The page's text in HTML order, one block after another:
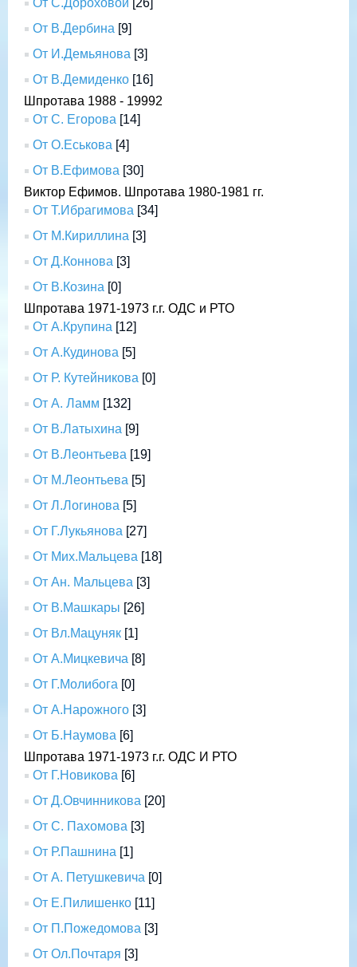
От С.Дороховой [26]
От В.Дербина [9]
От И.Демьянова [3]
От В.Демиденко [16]
Шпротава 1988 - 19992
От С. Егорова [14]
От О.Еськова [4]
От В.Ефимова [30]
Виктор Ефимов. Шпротава 1980-1981 гг.
От Т.Ибрагимова [34]
От М.Кириллина [3]
От Д.Коннова [3]
От В.Козина [0]
Шпротава 1971-1973 г.г. ОДС и РТО
От А.Крупина [12]
От А.Кудинова [5]
От Р. Кутейникова [0]
От А. Ламм [132]
От В.Латыхина [9]
От В.Леонтьева [19]
От М.Леонтьева [5]
От Л.Логинова [5]
От Г.Лукьянова [27]
От Мих.Мальцева [18]
От Ан. Мальцева [3]
От В.Машкары [26]
От Вл.Мацуняк [1]
От А.Мицкевича [8]
От Г.Молибога [0]
От А.Нарожного [3]
От Б.Наумова [6]
Шпротава 1971-1973 г.г. ОДС И РТО
От Г.Новикова [6]
От Д.Овчинникова [20]
От С. Пахомова [3]
От Р.Пашнина [1]
От А. Петушкевича [0]
От Е.Пилишенко [11]
От П.Пожедомова [3]
От Ол.Почтаря [3]